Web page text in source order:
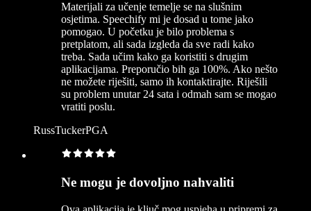
Materijali za učenje temelje se na slušnim
osjetima. Speechify mi je dosad u tome jako
pomogao. U početku je bilo problema s
pretplatom, ali sada izgleda da sve radi kako
treba. Sada učim kako ga koristiti s drugim
aplikacijama. Preporučio bih ga 100%. Ako nešto
ne možete riješiti, samo ih kontaktirajte. Riješili
su problem unutar 24 sata i odmah sam se mogao
vratiti poslu.
RussTuckerPGA
Ne mogu je dovoljno nahvaliti